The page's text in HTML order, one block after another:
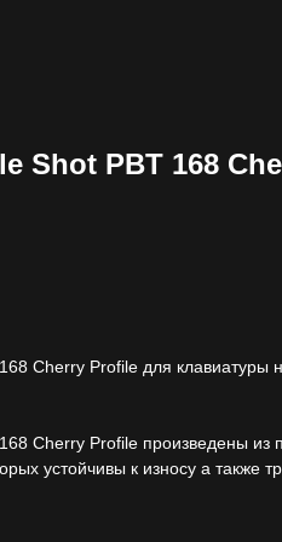
Shot PBT 168
Cherry Profile для клавиатуры
Cherry Profile произведены из
устойчивы к износу а также